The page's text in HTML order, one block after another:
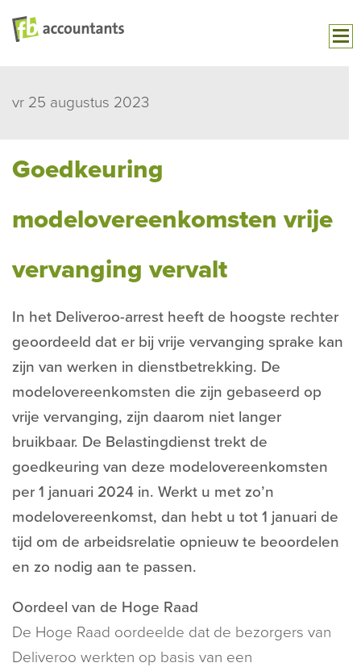
vr 25 augustus 2023
Goedkeuring
modelovereenkomsten vrije
vervanging vervalt
In het Deliveroo-arrest heeft de hoogste rechter
geoordeeld dat er bij vrije vervanging sprake kan
zijn van werken in dienstbetrekking. De
modelovereenkomsten die zijn gebaseerd op
vrije vervanging, zijn daarom niet langer
bruikbaar. De Belastingdienst trekt de
goedkeuring van deze modelovereenkomsten
per 1 januari 2024 in. Werkt u met zo’n
modelovereenkomst, dan hebt u tot 1 januari de
tijd om de arbeidsrelatie opnieuw te beoordelen
en zo nodig aan te passen.
Oordeel van de Hoge Raad
De Hoge Raad oordeelde dat de bezorgers van
Deliveroo werkten op basis van een